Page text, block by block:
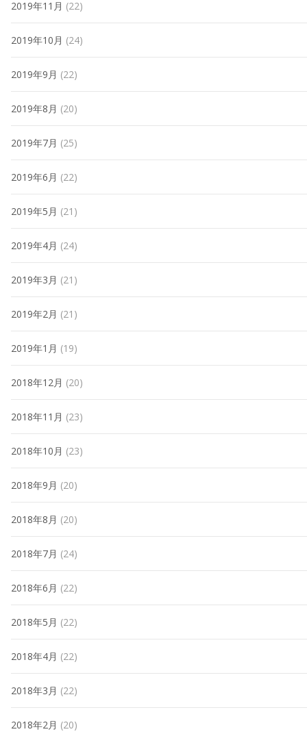
2019年11月 (22)
2019年10月 (24)
2019年9月 (22)
2019年8月 (20)
2019年7月 (25)
2019年6月 (22)
2019年5月 (21)
2019年4月 (24)
2019年3月 (21)
2019年2月 (21)
2019年1月 (19)
2018年12月 (20)
2018年11月 (23)
2018年10月 (23)
2018年9月 (20)
2018年8月 (20)
2018年7月 (24)
2018年6月 (22)
2018年5月 (22)
2018年4月 (22)
2018年3月 (22)
2018年2月 (20)